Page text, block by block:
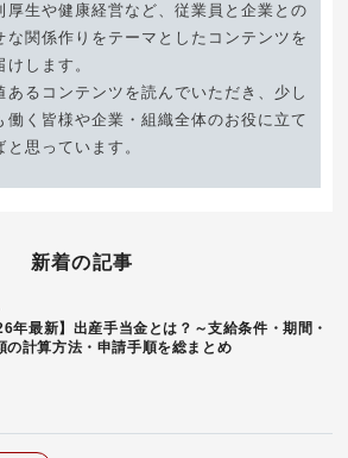
厚生や健康経営など、従業員と企業との
な関係作りをテーマとしたコンテンツを
けします。
あるコンテンツを読んでいただき、少し
働く皆様や企業・組織全体のお役に立て
と思っています。
新着の記事
年最新】出産手当金とは？～支給条件・期間・
の計算方法・申請手順を総まとめ